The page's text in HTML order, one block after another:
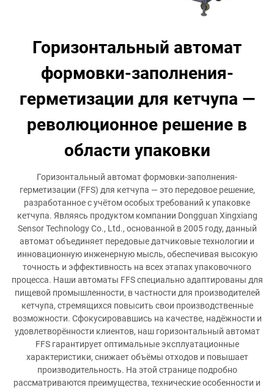
Горизонтальный автомат
формовки-заполнения-
герметизации для кетчупа —
революционное решение в
области упаковки
Горизонтальный автомат формовки-заполнения-
герметизации (FFS) для кетчупа — это передовое решение,
разработанное с учётом особых требований к упаковке
кетчупа. Являясь продуктом компании Dongguan Xingxiang
Sensor Technology Co., Ltd., основанной в 2005 году, данный
автомат объединяет передовые датчиковые технологии и
инновационную инженерную мысль, обеспечивая высокую
точность и эффективность на всех этапах упаковочного
процесса. Наши автоматы FFS специально адаптированы для
пищевой промышленности, в частности для производителей
кетчупа, стремящихся повысить свои производственные
возможности. Сфокусировавшись на качестве, надёжности и
удовлетворённости клиентов, наш горизонтальный автомат
FFS гарантирует оптимальные эксплуатационные
характеристики, снижает объёмы отходов и повышает
производительность. На этой странице подробно
рассматриваются преимущества, технические особенности и